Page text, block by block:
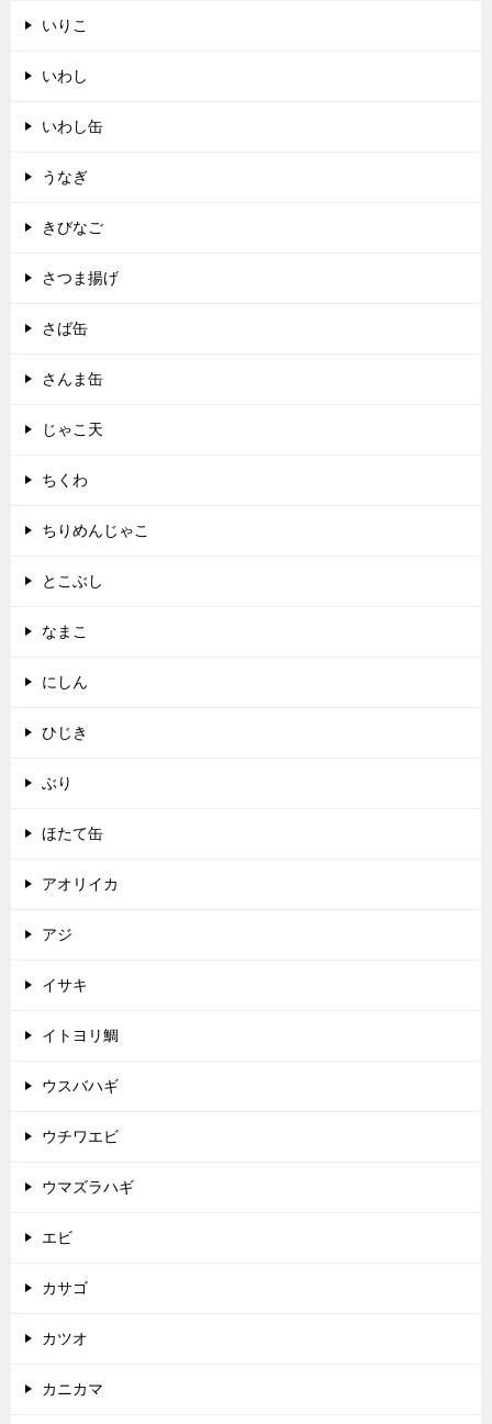
いりこ
いわし
いわし缶
うなぎ
きびなご
さつま揚げ
さば缶
さんま缶
じゃこ天
ちくわ
ちりめんじゃこ
とこぶし
なまこ
にしん
ひじき
ぶり
ほたて缶
アオリイカ
アジ
イサキ
イトヨリ鯛
ウスバハギ
ウチワエビ
ウマズラハギ
エビ
カサゴ
カツオ
カニカマ